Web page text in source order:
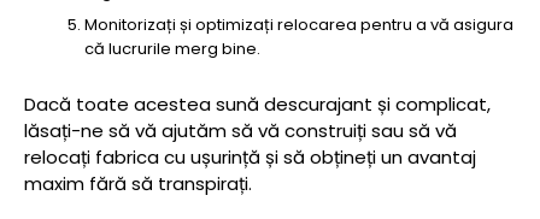
Monitorizați și optimizați relocarea pentru a vă asigura
că lucrurile merg bine.
Dacă toate acestea sună descurajant și complicat,
lăsați-ne să vă ajutăm să vă construiți sau să vă
relocați fabrica cu ușurință și să obțineți un avantaj
maxim fără să transpirați.